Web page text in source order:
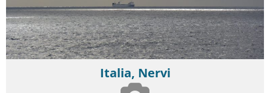
Italia, Nervi